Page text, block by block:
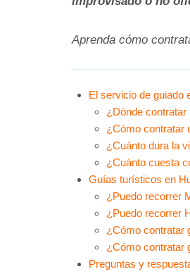
Aprenda cómo
El servicio de guiado
¿Dónde
¿Cómo contratar
¿Cuánto dura la
¿Cuánto cuesta
Guías turísticos en
¿Puedo recorrer
¿Puedo recorrer
¿Cómo contratar
¿Cómo contratar
Preguntas y